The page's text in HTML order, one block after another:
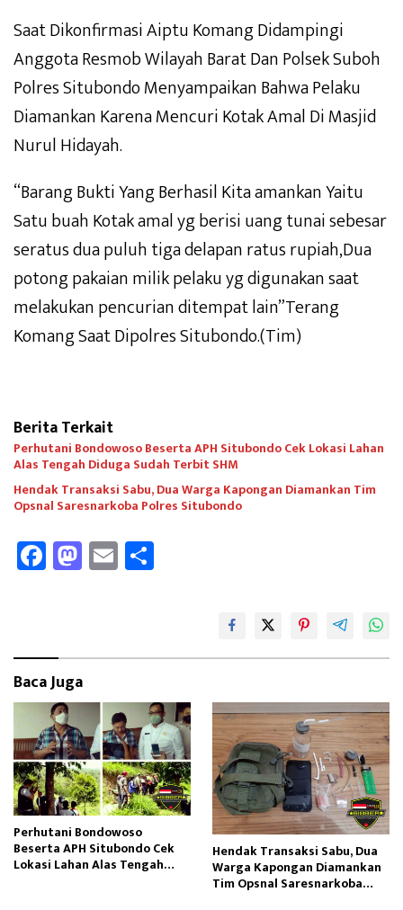
Saat Dikonfirmasi Aiptu Komang Didampingi
Anggota Resmob Wilayah Barat Dan Polsek Suboh
Polres Situbondo Menyampaikan Bahwa Pelaku
Diamankan Karena Mencuri Kotak Amal Di Masjid
Nurul Hidayah.
“Barang Bukti Yang Berhasil Kita amankan Yaitu
Satu buah Kotak amal yg berisi uang tunai sebesar
seratus dua puluh tiga delapan ratus rupiah,Dua
potong pakaian milik pelaku yg digunakan saat
melakukan pencurian ditempat lain”Terang
Komang Saat Dipolres Situbondo.(Tim)
Berita Terkait
Perhutani Bondowoso Beserta APH Situbondo Cek Lokasi Lahan
Alas Tengah Diduga Sudah Terbit SHM
Hendak Transaksi Sabu, Dua Warga Kapongan Diamankan Tim
Opsnal Saresnarkoba Polres Situbondo
Fa
ce
k
M
as
o
n
E
m
Baca Juga
Perhutani Bondowoso
Beserta APH Situbondo Cek
Lokasi Lahan Alas Tengah
Hendak Transaksi Sabu, Dua
Warga Kapongan Diamankan
Tim Opsnal Saresnarkoba